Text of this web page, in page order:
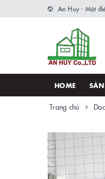
An Huy - Một
HOME
Trang chủ